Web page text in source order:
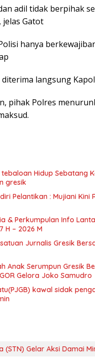
adil tidak berpihak
jelas Gatot
hanya
langsung
pihak Polres
Hidup Sebatang
gresik
Pelantikan : Mujiani Kini
& Perkumpulan Info
H – 2026 M
Jurnalis Gresik
Anak Serumpun Gresik
Gelora Joko Samudro
kawal sidak
(STN) Gelar Aksi Damai